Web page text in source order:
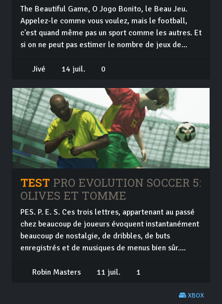
The Beautiful Game, O Jogo Bonito, le Beau Jeu.
Appelez-le comme vous voulez, mais le football,
c'est quand même pas un sport comme les autres. Et
si on ne peut pas estimer le nombre de jeux de...
Jivé 14 juil. 0
TEST PRO EVOLUTION SOCCER 5:
OLIVES ET TOMME
PES. P. E. S. Ces trois lettres, appartenant au passé
chez beaucoup de joueurs évoquent instantanément
beaucoup de nostalgie, de dribbles, de buts
enregistrés et de musiques de menus bien sûr....
Robin Masters 11 juil. 1
XBOX